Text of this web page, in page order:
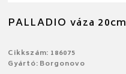
PALLADIO váza 20cm
Cikkszám: 186075
Gyártó: Borgonovo